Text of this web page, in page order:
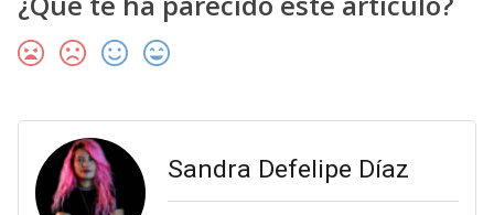
Sandra Defelipe Díaz